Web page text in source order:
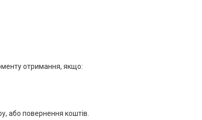
отримання, якщо:
або повернення коштів.